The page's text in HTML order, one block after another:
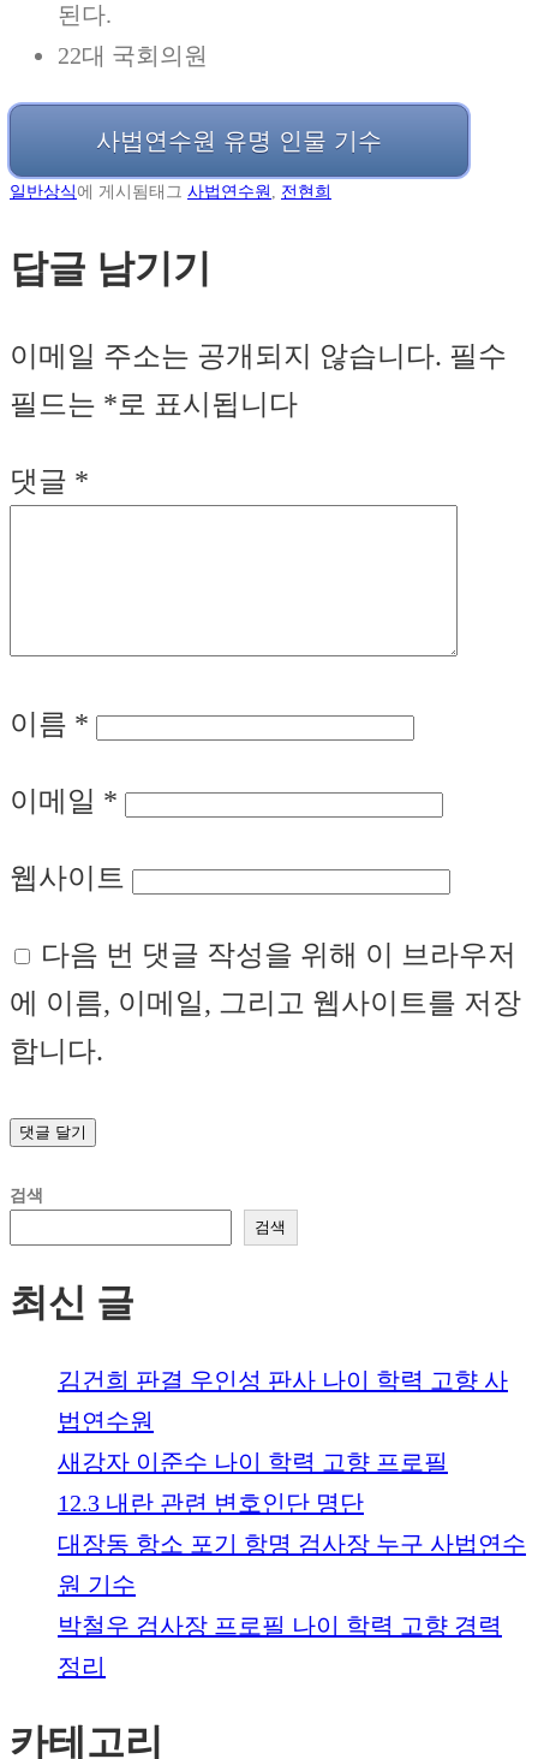
된다.
22대 국회의원
사법연수원 유명 인물 기수
일반상식에 게시됨태그 사법연수원, 전현희
답글 남기기
이메일 주소는 공개되지 않습니다. 필수
필드는 *로 표시됩니다
댓글 *
이름 *
이메일 *
웹사이트
다음 번 댓글 작성을 위해 이 브라우저
에 이름, 이메일, 그리고 웹사이트를 저장
합니다.
검색
검색
최신 글
김건희 판결 우인성 판사 나이 학력 고향 사
법연수원
새강자 이준수 나이 학력 고향 프로필
12.3 내란 관련 변호인단 명단
대장동 항소 포기 항명 검사장 누구 사법연수
원 기수
박철우 검사장 프로필 나이 학력 고향 경력
정리
카테고리